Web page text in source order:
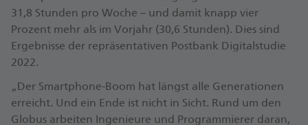
31,8 Stunden pro Woche – und damit knapp vier
Prozent mehr als im Vorjahr (30,6 Stun­den). Dies sind
Ergeb­nisse der re­präsen­tativen Postbank Digital­studie
2022.
„Der Smart­phone-Boom hat längst alle Gene­ra­tionen
erreicht. Und ein Ende ist nicht in Sicht. Rund um den
Globus arbeiten Ingenieure und Pro­gram­mierer daran,